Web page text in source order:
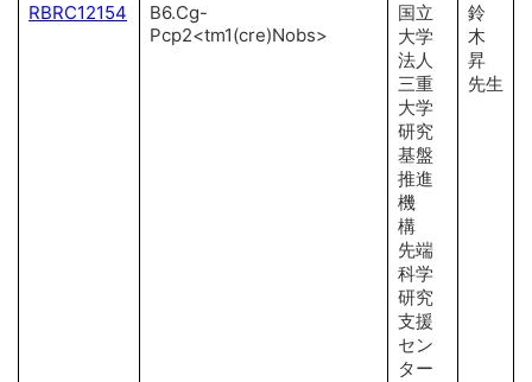
RBRC12154
B6.Cg-
Pcp2<tm1(cre)Nobs>
国立
大学
法人
三重
大学
研究
基盤
推進
機
構
先端
科学
研究
支援
セン
ター
鈴
木
昇
先生